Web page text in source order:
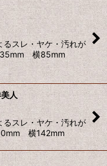
るスレ・ヤケ・汚れが
横85mm
人
るスレ・ヤケ・汚れが
横142mm